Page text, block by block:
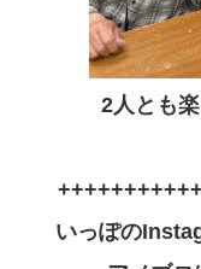
2人とも
いっぽの